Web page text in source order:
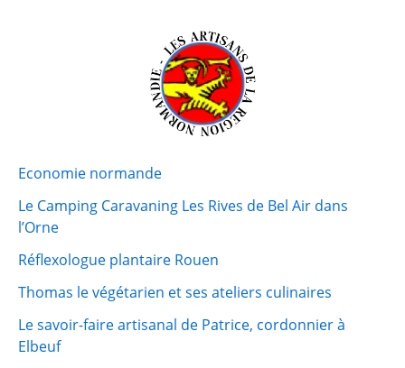
Economie normande
Le Camping Caravaning Les Rives de Bel Air dans
l’Orne
Réflexologue plantaire Rouen
Thomas le végétarien et ses ateliers culinaires
Le savoir-faire artisanal de Patrice, cordonnier à
Elbeuf